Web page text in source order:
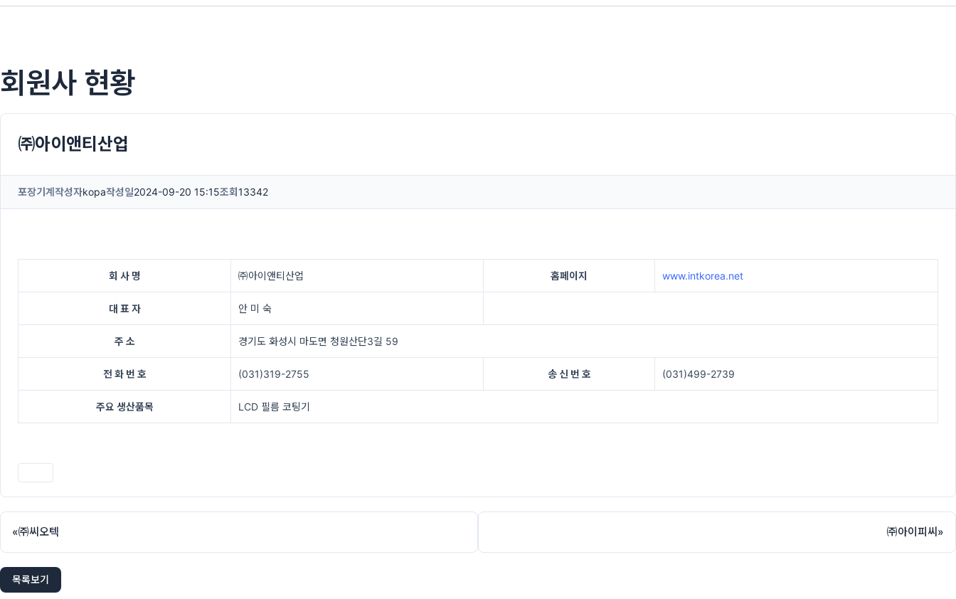
회원사 현황
㈜아이앤티산업
포장기계 작성자kopa작성일2024-09-20 15:15조회 13342
회 사 명 ㈜아이앤티산업 홈페이지 www.intkorea.net
대 표 자 안 미 숙
주 소 경기도 화성시 마도면 청원산단3길 59
전 화 번 호 (031)319-2755 송 신 번 호 (031)499-2739
주요 생산품목 LCD 필름 코팅기
«㈜씨오텍 ㈜아이피씨»
목록보기